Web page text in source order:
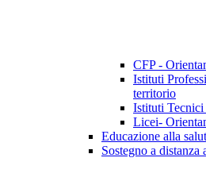
CFP -
Istituti
territorio
Istituti
Licei-
Educazione alla
Sostegno a distanza